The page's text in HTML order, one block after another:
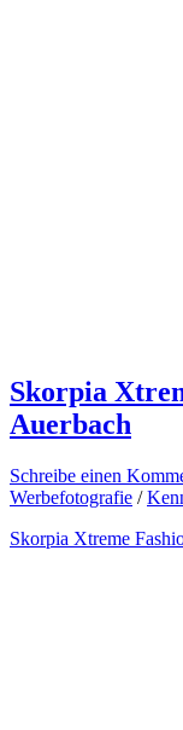
Skorpia
Auerbach
Schreibe einen
Werbefotografie /
Skorpia Xtreme